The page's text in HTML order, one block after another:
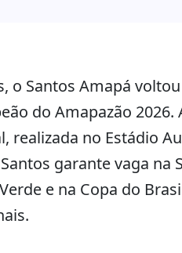
o Santos Amapá
do Amapazão 2026.
realizada no Estádio
garante vaga na
e na Copa do